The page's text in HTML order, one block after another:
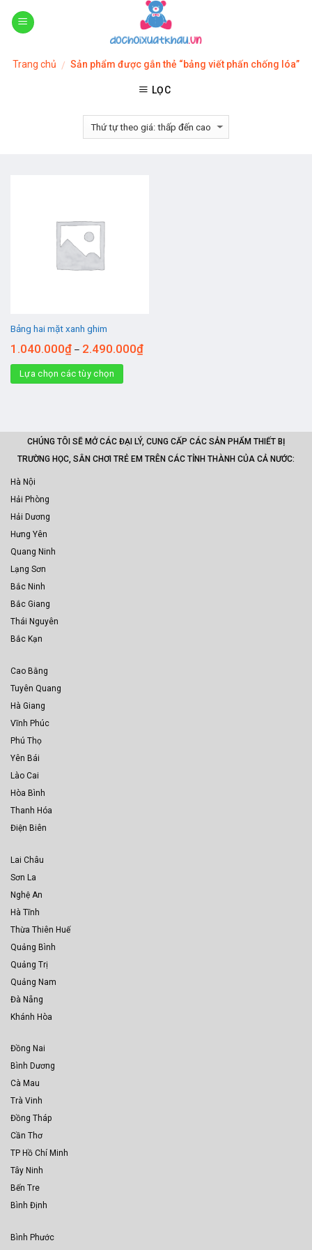
Skip
Trang chủ / Sản phẩm được gắn thẻ “bảng viết phấn chống lóa”
LỌC
Bảng hai mặt xanh ghim
1.040.000₫– 2.490.000₫
Lựa chọn các tùy chọn
CHÚNG TÔI SẼ MỞ CÁC ĐẠI LÝ, CUNG CẤP CÁC SẢN PHẨM THIẾT BỊ
TRƯỜNG HỌC, SÂN CHƠI TRẺ EM TRÊN CÁC TỈNH THÀNH CỦA CẢ NƯỚC:
Hà Nội
Hải Phòng
Hải Dương
Hưng Yên
Quang Ninh
Lạng Sơn
Bắc Ninh
Bắc Giang
Thái Nguyên
Bắc Kạn
Cao Bằng
Tuyên Quang
Hà Giang
Vĩnh Phúc
Phú Thọ
Yên Bái
Lào Cai
Hòa Bình
Thanh Hóa
Điện Biên
Lai Châu
Sơn La
Nghệ An
Hà Tĩnh
Thừa Thiên Huế
Quảng Bình
Quảng Trị
Quảng Nam
Đà Nẵng
Khánh Hòa
Đồng Nai
Bình Dương
Cà Mau
Trà Vinh
Đồng Tháp
Cần Thơ
TP Hồ Chí Minh
Tây Ninh
Bến Tre
Bình Định
Bình Phước